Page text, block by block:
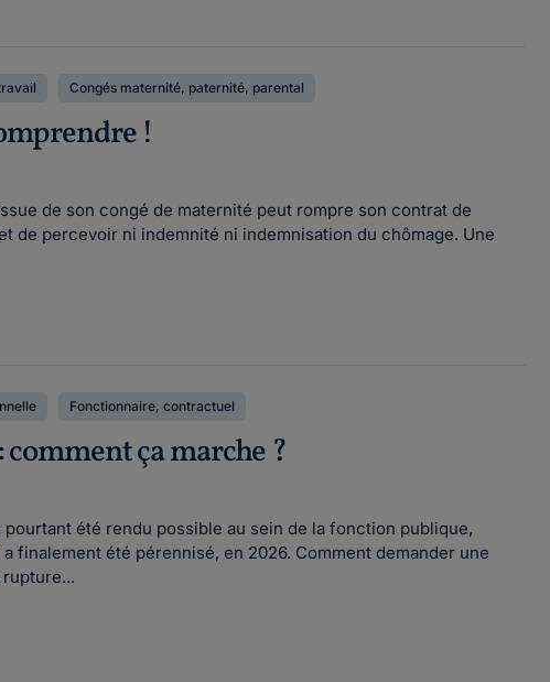
Congés maternité, paternité, parental
!
de son congé de maternité peut rompre son contrat de
de percevoir ni indemnité ni indemnisation du chômage. Une
Fonctionnaire, contractuel
ça marche ?
été rendu possible au sein de la fonction publique,
été pérennisé, en 2026. Comment demander une